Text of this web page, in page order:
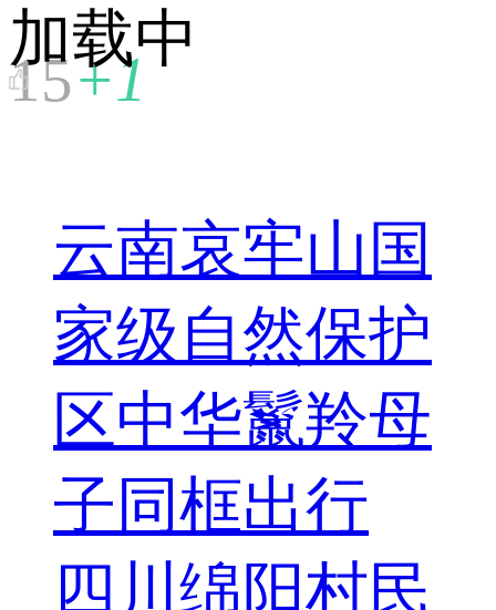
15+1
加载中
云南哀牢山国
家级自然保护
区中华鬣羚母
子同框出行
四川绵阳村民